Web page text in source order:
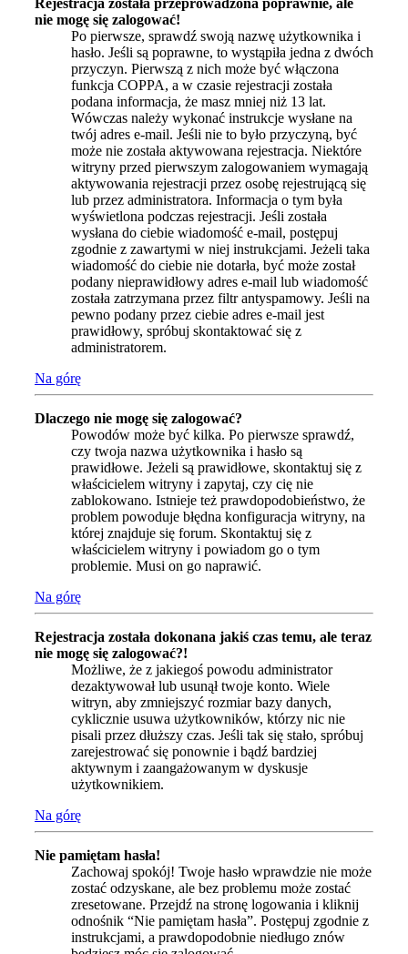
nie mogę się zalogować!
Po pierwsze, sprawdź swoją nazwę użytkownika i
hasło. Jeśli są poprawne, to wystąpiła jedna z dwóch
przyczyn. Pierwszą z nich może być włączona
funkcja COPPA, a w czasie rejestracji została
podana informacja, że masz mniej niż 13 lat.
Wówczas należy wykonać instrukcje wysłane na
twój adres e-mail. Jeśli nie to było przyczyną, być
może nie została aktywowana rejestracja. Niektóre
witryny przed pierwszym zalogowaniem wymagają
aktywowania rejestracji przez osobę rejestrującą się
lub przez administratora. Informacja o tym była
wyświetlona podczas rejestracji. Jeśli została
wysłana do ciebie wiadomość e-mail, postępuj
zgodnie z zawartymi w niej instrukcjami. Jeżeli taka
wiadomość do ciebie nie dotarła, być może został
podany nieprawidłowy adres e-mail lub wiadomość
została zatrzymana przez filtr antyspamowy. Jeśli na
pewno podany przez ciebie adres e-mail jest
prawidłowy, spróbuj skontaktować się z
administratorem.
Na górę
Dlaczego nie mogę się zalogować?
Powodów może być kilka. Po pierwsze sprawdź,
czy twoja nazwa użytkownika i hasło są
prawidłowe. Jeżeli są prawidłowe, skontaktuj się z
właścicielem witryny i zapytaj, czy cię nie
zablokowano. Istnieje też prawdopodobieństwo, że
problem powoduje błędna konfiguracja witryny, na
której znajduje się forum. Skontaktuj się z
właścicielem witryny i powiadom go o tym
problemie. Musi on go naprawić.
Na górę
Rejestracja została dokonana jakiś czas temu, ale teraz
nie mogę się zalogować?!
Możliwe, że z jakiegoś powodu administrator
dezaktywował lub usunął twoje konto. Wiele
witryn, aby zmniejszyć rozmiar bazy danych,
cyklicznie usuwa użytkowników, którzy nic nie
pisali przez dłuższy czas. Jeśli tak się stało, spróbuj
zarejestrować się ponownie i bądź bardziej
aktywnym i zaangażowanym w dyskusje
użytkownikiem.
Na górę
Nie pamiętam hasła!
Zachowaj spokój! Twoje hasło wprawdzie nie może
zostać odzyskane, ale bez problemu może zostać
zresetowane. Przejdź na stronę logowania i kliknij
odnośnik “Nie pamiętam hasła”. Postępuj zgodnie z
instrukcjami, a prawdopodobnie niedługo znów